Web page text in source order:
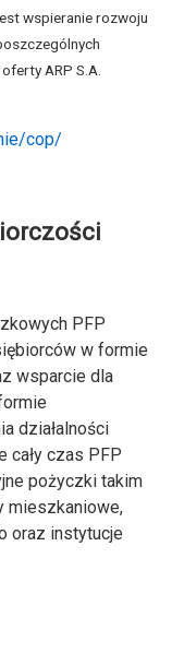
wspieranie rozwoju
ARP S.A.
cop/
PFP
w formie
wsparcie dla
działalności
cały czas PFP
pożyczki takim
mieszkaniowe,
oraz instytucje